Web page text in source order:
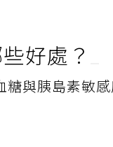
好處？
與胰島素敏